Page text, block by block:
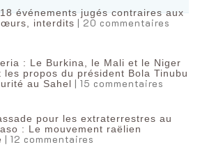
événements jugés contraires aux
interdits | 20 commentaires
: Le Burkina, le Mali et le Niger
les propos du président Bola Tinubu
au Sahel | 15 commentaires
pour les extraterrestres au
: Le mouvement raëlien
| 12 commentaires